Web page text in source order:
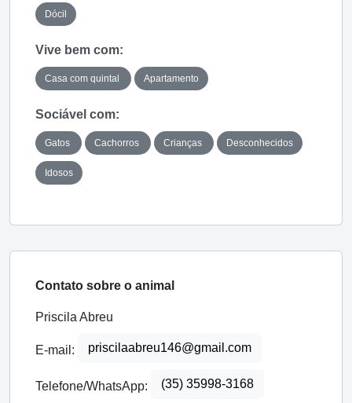
Dócil
Vive bem com:
Casa com quintal Apartamento
Sociável com:
Gatos Cachorros Crianças Desconhecidos
Idosos
Contato sobre o animal
Priscila Abreu
E-mail: priscilaabreu146@gmail.com
Telefone/WhatsApp: (35) 35998-3168